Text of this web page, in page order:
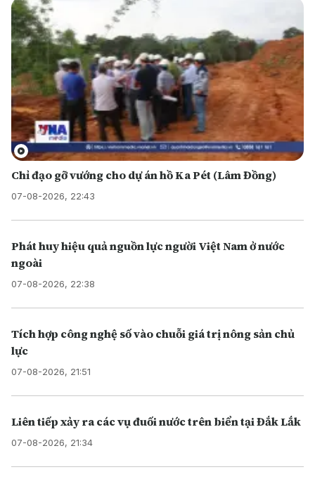
Chỉ đạo gỡ vướng cho dự án hồ Ka Pét (Lâm Đồng)
07-08-2026, 22:43
Phát huy hiệu quả nguồn lực người Việt Nam ở nước
ngoài
07-08-2026, 22:38
Tích hợp công nghệ số vào chuỗi giá trị nông sản chủ
lực
07-08-2026, 21:51
Liên tiếp xảy ra các vụ đuối nước trên biển tại Đắk Lắk
07-08-2026, 21:34